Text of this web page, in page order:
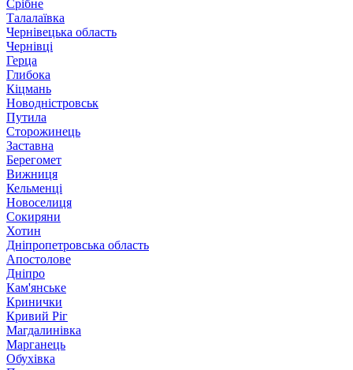
Срібне
Талалаївка
Чернівецька область
Чернівці
Герца
Глибока
Кіцмань
Новодністровськ
Путила
Сторожинець
Заставна
Берегомет
Вижниця
Кельменці
Новоселиця
Сокиряни
Хотин
Дніпропетровська область
Апостолове
Дніпро
Кам'янське
Кринички
Кривий Ріг
Магдалинівка
Марганець
Обухівка